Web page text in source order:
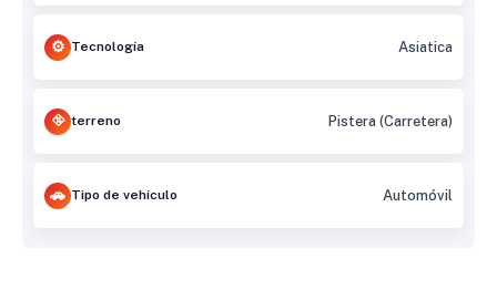
Tecnología Asiatica
terreno Pistera (Carretera)
Tipo de vehículo Automóvil